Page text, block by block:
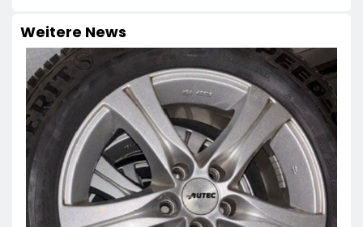
Weitere News